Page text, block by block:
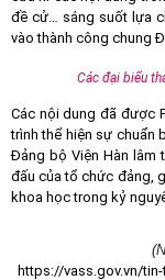
đề cử… sáng suốt lựa
vào thành công chung
Các đại biểu
Các nội dung đã được
trình thể hiện sự chuẩn
Đảng bộ Viện Hàn lâm
đấu của tổ chức đảng,
khoa học trong kỷ
https://vass.gov.vn/